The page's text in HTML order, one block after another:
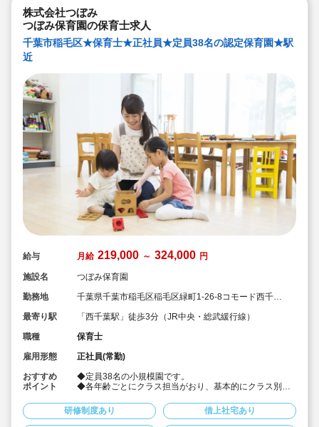
の方とのやり取り等を効率化されています
★子どもたち一人一人と向き合った保育を実施していま
す
株式会社つぼみ
つぼみ保育園の保育士求人
千葉市稲毛区★保育士★正社員★定員38名の認定保育園★駅
近
給与 月給 219,000 ～ 324,000 円
施設名
つぼみ保育園
勤務地
千葉県千葉市稲毛区稲毛区緑町1-26-8コモード西千葉
最寄り駅
「西千葉駅」徒歩3分（JR中央・総武緩行線）
職種
保育士
雇用形態
正社員(常勤)
おすすめ
ポイント
◆定員38名の小規模園です。
◆各年齢ごとにクラス担当がおり、基本的にクラス別に
◆各クラス少人数で一人ひとり丁寧な保育ができます。
◆駅からも近く通勤しやすいです。
研修制度あり 借上社宅あり